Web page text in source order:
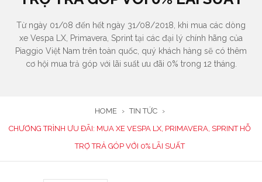
Từ ngày 01/08 đến hết ngày 31/08/2018, khi mua các dòng
xe Vespa LX, Primavera, Sprint tại các đại lý chính hãng của
Piaggio Việt Nam trên toàn quốc, quý khách hàng sẽ có thêm
cơ hội mua trả góp với lãi suất ưu đãi 0% trong 12 tháng.
HOME › TIN TỨC
›
CHƯƠNG TRÌNH ƯU ĐÃI: MUA XE VESPA LX, PRIMAVERA, SPRINT HỖ
TRỢ TRẢ GÓP VỚI 0% LÃI SUẤT